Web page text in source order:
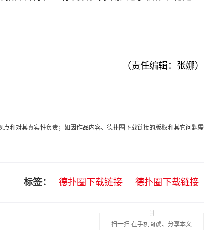
（责任编辑：张娜）
和对其真实性负责；如因作品内容、德扑圈下载链接的版权和其它问题需
标签： 德扑圈下载链接 德扑圈下载链接
扫一扫 在手机阅读、分享本文